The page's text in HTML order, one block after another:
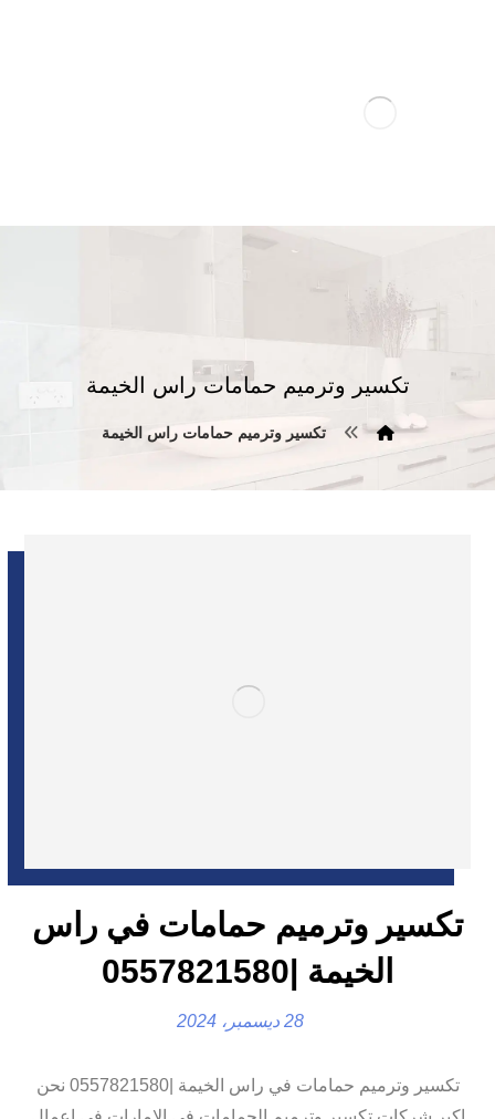
تكسير وترميم حمامات راس الخيمة
تكسير وترميم حمامات راس الخيمة
تكسير وترميم حمامات في راس
الخيمة |0557821580
28 ديسمبر، 2024
تكسير وترميم حمامات في راس الخيمة |0557821580 نحن